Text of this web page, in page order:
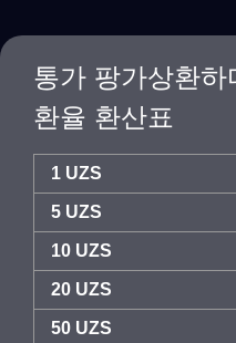
통가 팡가상환
환율 환산표
1 UZS
5 UZS
10 UZS
20 UZS
50 UZS